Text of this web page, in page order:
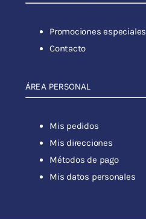
Promociones especiales
Contacto
ÁREA PERSONAL
Mis pedidos
Mis direcciones
Métodos de pago
Mis datos personales